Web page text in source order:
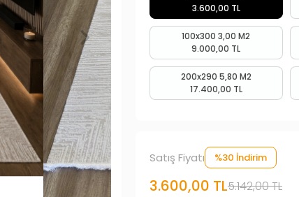
3.600,00 TL
100x300 3,00 M2
9.000,00 TL
200x290 5,80 M2
17.400,00 TL
Satış Fiyatı %30 İndirim
3.600,00 TL5.142,00 TL